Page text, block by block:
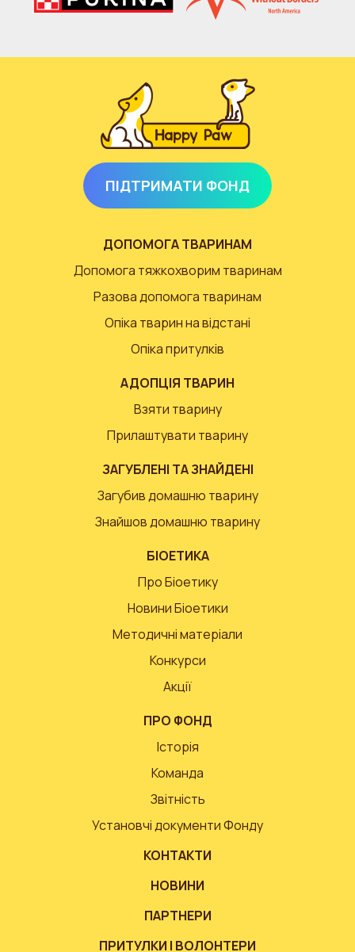
ПІДТРИМАТИ ФОНД
ДОПОМОГА ТВАРИНАМ
Допомога тяжкохворим тваринам
Разова допомога тваринам
Опіка тварин на відстані
Опіка притулків
АДОПЦІЯ ТВАРИН
Взяти тварину
Прилаштувати тварину
ЗАГУБЛЕНІ ТА ЗНАЙДЕНІ
Загубив домашню тварину
Знайшов домашню тварину
БІОЕТИКА
Про Біоетику
Новини Біоетики
Методичні матеріали
Конкурси
Акції
ПРО ФОНД
Історія
Команда
Звітність
Установчі документи Фонду
КОНТАКТИ
НОВИНИ
ПАРТНЕРИ
ПРИТУЛКИ І ВОЛОНТЕРИ